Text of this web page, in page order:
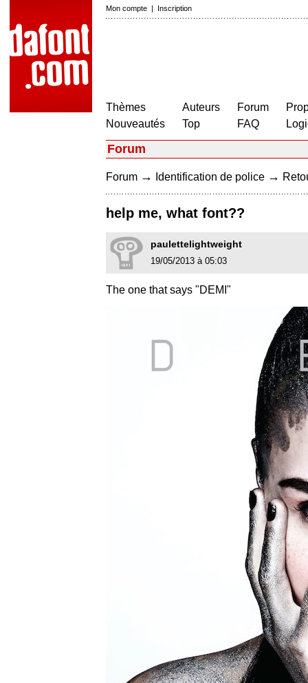
Mon compte | Inscription
Thèmes
Nouveautés
Auteurs
Top
Forum
FAQ
Forum
Forum → Identification de police →
help me, what font??
paulettelightweight
19/05/2013 à 05:03
The one that says "DEMI"